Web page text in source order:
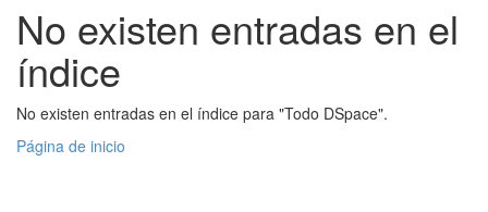
No existen entradas en el
índice
No existen entradas en el índice para "Todo DSpace".
Página de inicio